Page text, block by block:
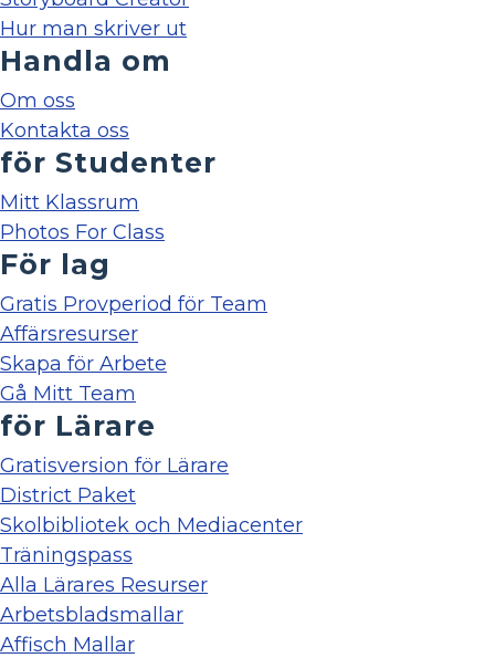
Hur man skriver ut
Handla om
Om oss
Kontakta oss
för Studenter
Mitt Klassrum
Photos For Class
För lag
Gratis Provperiod för Team
Affärsresurser
Skapa för Arbete
Gå Mitt Team
för Lärare
Gratisversion för Lärare
District Paket
Skolbibliotek och Mediacenter
Träningspass
Alla Lärares Resurser
Arbetsbladsmallar
Affisch Mallar